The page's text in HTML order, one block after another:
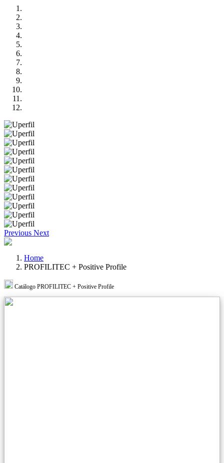
Previous Next
Home
PROFILITEC + Positive Profile
Catálogo PROFILITEC + Positive Profile